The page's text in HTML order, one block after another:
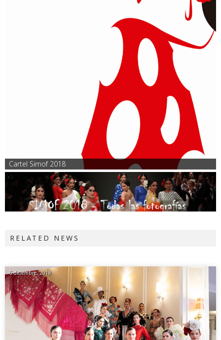
Cartel Simof 2018
RELATED NEWS
6 diciembre, 2018